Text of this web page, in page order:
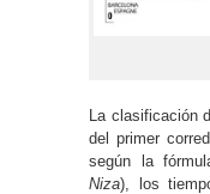
La clasificación
del primer
según la
Niza), los